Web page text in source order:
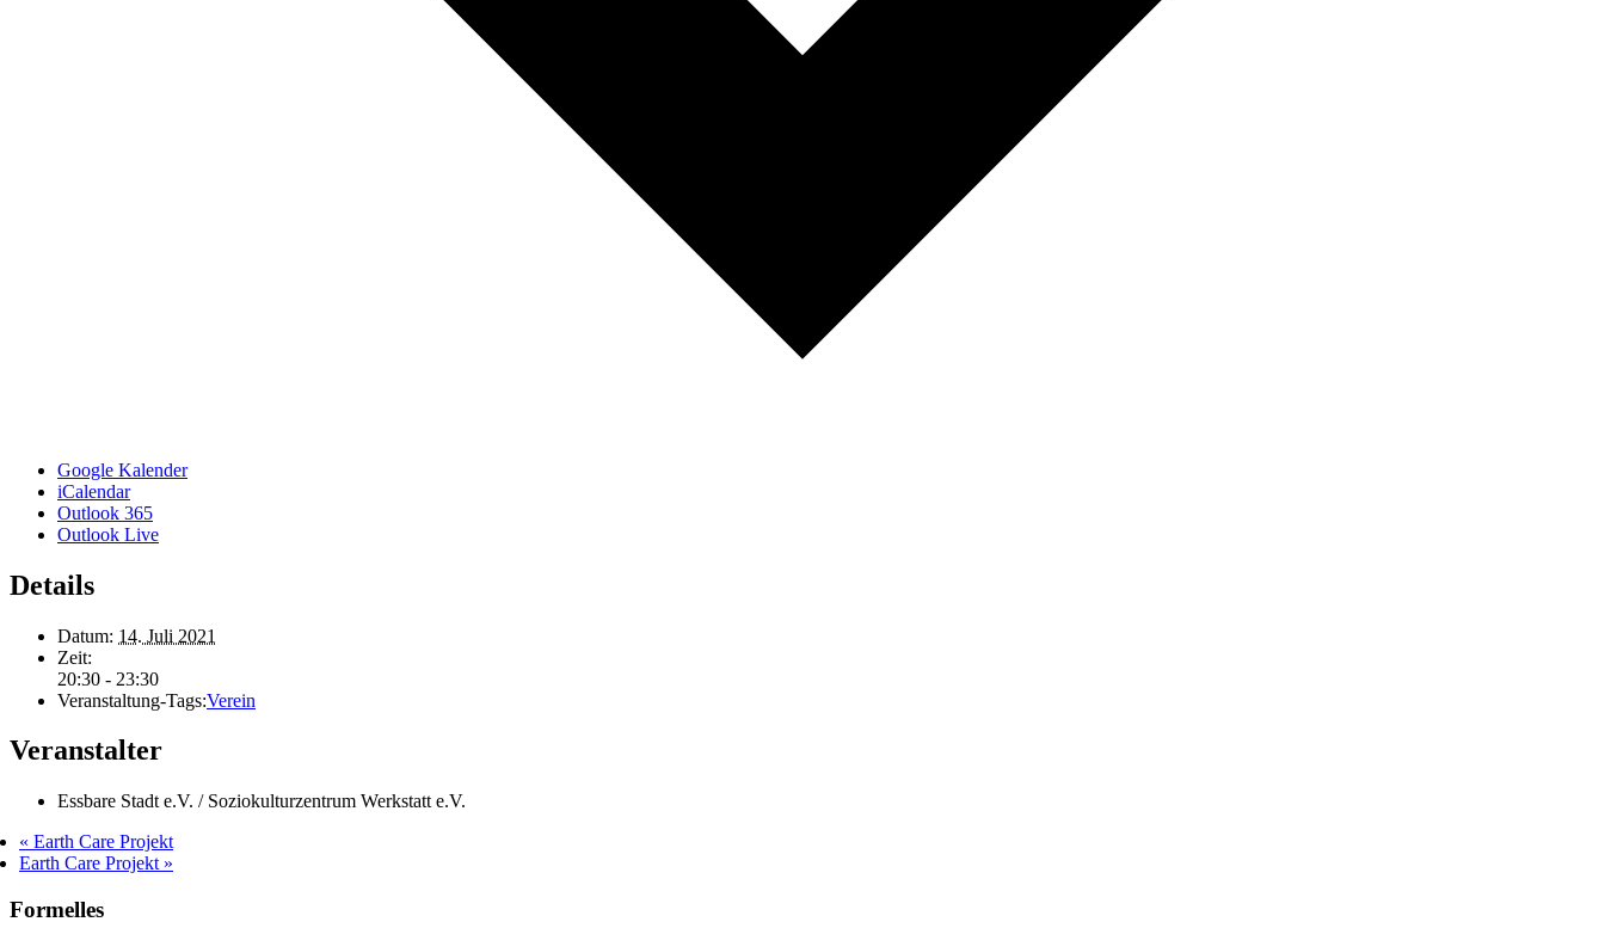
Google Kalender
iCalendar
Outlook 365
Outlook Live
Details
Datum: 14. Juli 2021
Zeit:
20:30 - 23:30
Veranstaltung-Tags:Verein
Veranstalter
Essbare Stadt e.V. / Soziokulturzentrum Werkstatt e.V.
« Earth Care Projekt
Earth Care Projekt »
Formelles